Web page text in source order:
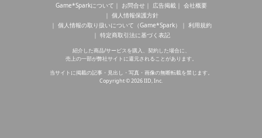
Game*Sparkについて お問合せ 広告掲載
会社概要
個人情報保護方針
個人情報の取り扱いについて（Game*Spark）
利用規約
特定商取引法に基づく表記
紹介した商品/サービスを購入、契約した場合に、
売上の一部が弊社サイトに還元されることがあります。
当サイトに掲載の記事・見出し・写真・画像の無断転載を禁じます。
Copyright © 2026 IID, Inc.